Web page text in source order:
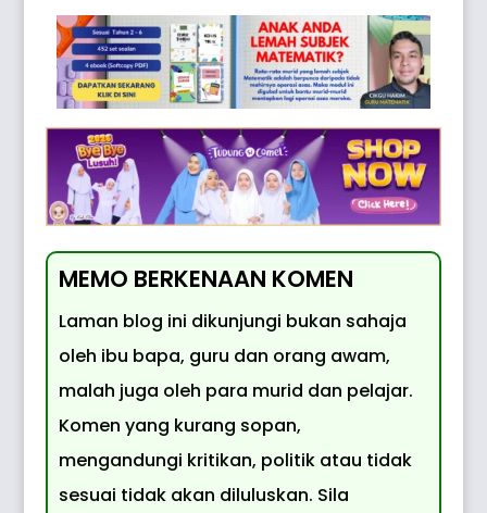
MEMO BERKENAAN KOMEN
Laman blog ini dikunjungi bukan sahaja
oleh ibu bapa, guru dan orang awam,
malah juga oleh para murid dan pelajar.
Komen yang kurang sopan,
mengandungi kritikan, politik atau tidak
sesuai tidak akan diluluskan. Sila